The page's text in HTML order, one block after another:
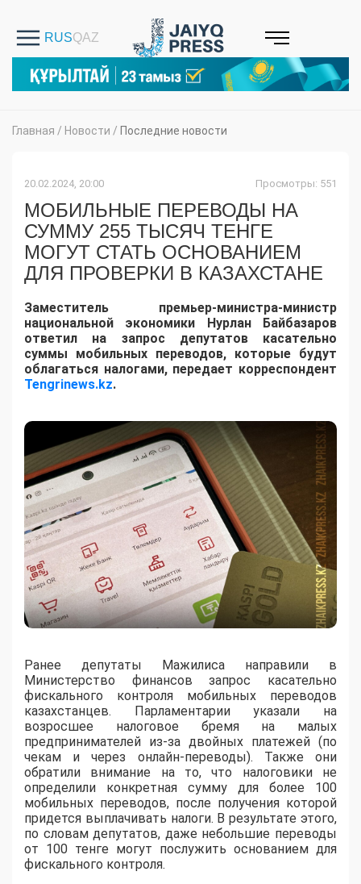
Главная / Новости / Последние новости
20.02.2024, 20:00 Просмотры: 551
МОБИЛЬНЫЕ ПЕРЕВОДЫ НА
СУММУ 255 ТЫСЯЧ ТЕНГЕ
МОГУТ СТАТЬ ОСНОВАНИЕМ
ДЛЯ ПРОВЕРКИ В КАЗАХСТАНЕ
Заместитель премьер-министра-министр
национальной экономики Нурлан Байбазаров
ответил на запрос депутатов касательно
суммы мобильных переводов, которые будут
облагаться налогами, передает корреспондент
Tengrinews.kz.
Ранее депутаты Мажилиса направили в
Министерство финансов запрос касательно
фискального контроля мобильных переводов
казахстанцев. Парламентарии указали на
возросшее налоговое бремя на малых
предпринимателей из-за двойных платежей (по
чекам и через онлайн-переводы). Также они
обратили внимание на то, что налоговики не
определили конкретная сумму для более 100
мобильных переводов, после получения которой
придется выплачивать налоги. В результате этого,
по словам депутатов, даже небольшие переводы
от 100 тенге могут послужить основанием для
фискального контроля.